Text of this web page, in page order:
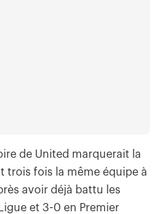
de United marquerait la
trois fois la même équipe à
avoir déjà battu les
et 3-0 en Premier